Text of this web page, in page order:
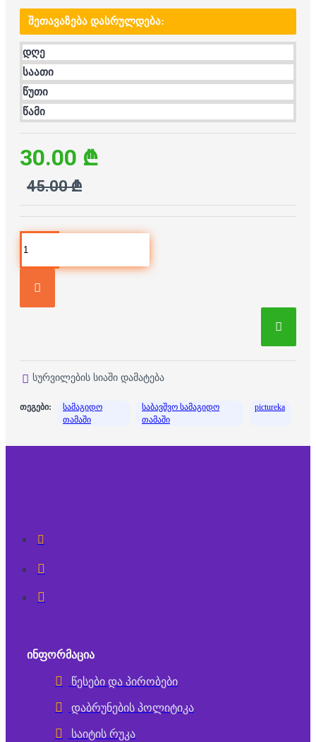
ᲨᲔᲗᲐᲕᲐᲖᲔᲑᲐ ᲓᲐᲡᲠᲣᲚᲓᲔᲑᲐ:
დღე
საათი
წუთი
წამი
30.00 ₾
45.00 ₾
სურვილების სიაში დამატება
თეგები:
სამაგიდო
თამაში
საბავშვო სამაგიდო
თამაში
pictureka
ᲘᲜᲤᲝᲠᲛᲐᲪᲘᲐ
წესები და პირობები
დაბრუნების პოლიტიკა
საიტის რუკა